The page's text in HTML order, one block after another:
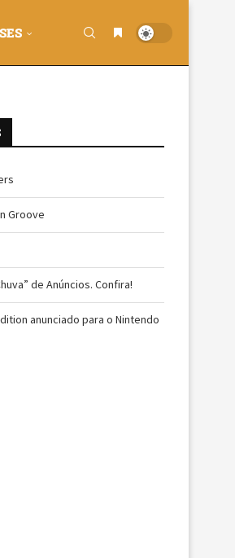
Groove
de Anúncios. Confira!
anunciado para o Nintendo